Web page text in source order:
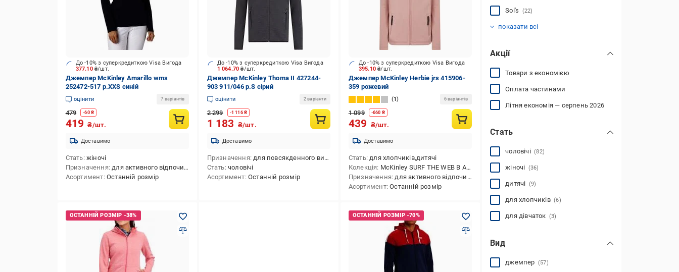
377.10 ₴/шт.
До -10% з суперкредиткою Visa Вигода
Джемпер McKinley Amarillo wms
252472-517 р.XXS синій
оцінити 7 варіантів
479 -60₴
419 ₴/шт.
Доставимо
Стать жіночі
Призначення для активного відпочинку,для лижного спорту,для сноубордингу,для зимових видів спорту
Асортимент Останній розмір
1 064.70₴/шт.
До -10% з суперкредиткою Visa Вигода
Джемпер McKinley Thoma II 427244-
903 911/046 р.S сірий
оцінити 2 варіанти
2 299 -1 116₴
1 183 ₴/шт.
Доставимо
Призначення для повсякденного використання
Стать чоловічі
Асортимент Останній розмір
395.10₴/шт.
До -10% з суперкредиткою Visa Вигода
Джемпер McKinley Herbie jrs 415906-
359 рожевий
1 6 варіантів
1 099 -660 ₴
439 ₴/шт.
Доставимо
Стать для хлопчиків,дитячі
Колекція McKinley SURF THE WEB B AW2122
Призначення для активного відпочинку,для лижного спорту,для сноубордингу,для зимових видів спорту
Асортимент Останній розмір
Sol's (22)
показати всі
Акції
Товари з економією
Оплата частинами
Літня економія — серпень 2026
Стать
чоловічі(82)
жіночі (36)
дитячі (9)
для хлопчиків(6)
для дівчаток (3)
Вид
джемпер (57)